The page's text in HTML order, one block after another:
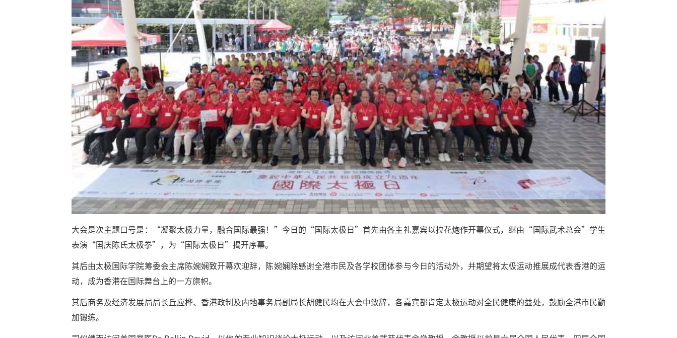
大会是次主题口号是：“凝聚太极力量，融合国际最强！”今日的“国际太极日”首先由各主礼嘉宾以拉花炮作开幕仪式，继由“国际武术总会”学生
表演“国庆陈氏太极拳”，为“国际太极日”揭开序幕。
其后由太极国际学院筹委会主席陈婉娴致开幕欢迎辞，陈婉娴除感谢全港市民及各学校团体参与今日的活动外，并期望将太极运动推展成代表香港的运
动，成为香港在国际舞台上的一方旗帜。
其后商务及经济发展局局长丘应桦、香港政制及内地事务局副局长胡健民均在大会中致辞，各嘉宾都肯定太极运动对全民健康的益处，鼓励全港市民勤
加锻练。